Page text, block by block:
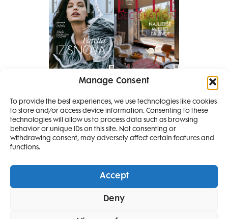
Manage Consent
To provide the best experiences, we use technologies like cookies
to store and/or access device information. Consenting to these
technologies will allow us to process data such as browsing
behavior or unique IDs on this site. Not consenting or
withdrawing consent, may adversely affect certain features and
functions.
Accept
Deny
Pretplati se na časopis
PRETPLATITE SE
Elle ProjectsElle Beauty AwardsElle Style Awards
LifestyleDecoration
SMANJI
4 IZDANJA
I 2 IZDANJA ELLE
DECORATIONA +
POKLON